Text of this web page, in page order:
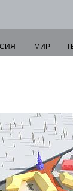
МИР